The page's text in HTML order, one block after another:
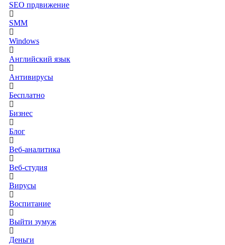
SEO прдвижение
SMM
Windows
Английский язык
Антивирусы
Бесплатно
Бизнес
Блог
Веб-аналитика
Веб-студия
Вирусы
Воспитание
Выйти зумуж
Деньги